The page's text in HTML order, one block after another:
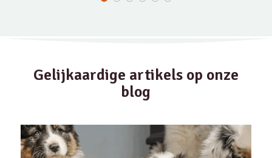
Gelijkaardige artikels op onze
blog